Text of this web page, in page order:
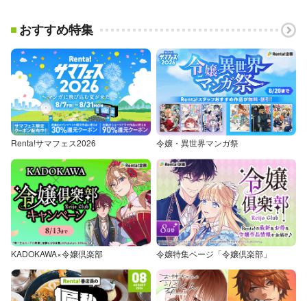
おすすめ特集
Renta!サマフェス2026 令嬢・異世界マンガ祭
KADOKAWA×令嬢倶楽部 令嬢特集ページ「令嬢倶楽部」